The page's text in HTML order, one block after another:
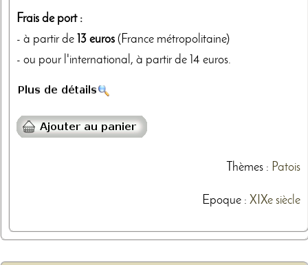
Frais de port :
- à partir de 13 euros (France métropolitaine)
- ou pour l'international, à partir de 14 euros.
Thèmes: Patois
Epoque : XIXe siècle